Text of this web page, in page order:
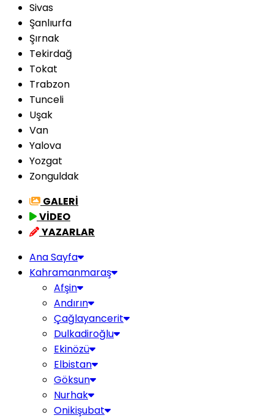
Sivas
Şanlıurfa
Şırnak
Tekirdağ
Tokat
Trabzon
Tunceli
Uşak
Van
Yalova
Yozgat
Zonguldak
GALERİ
VİDEO
YAZARLAR
Ana Sayfa
Kahramanmaraş
Afşin
Andırın
Çağlayancerit
Dulkadiroğlu
Ekinözü
Elbistan
Göksun
Nurhak
Onikişubat